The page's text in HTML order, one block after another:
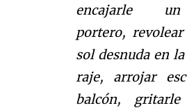
encajarle
portero,
sol desnuda en
raje, arrojar
balcón, gritarle